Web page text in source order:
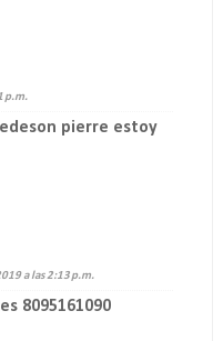
p.m.
pierre estoy
a las 2:13 p.m.
8095161090